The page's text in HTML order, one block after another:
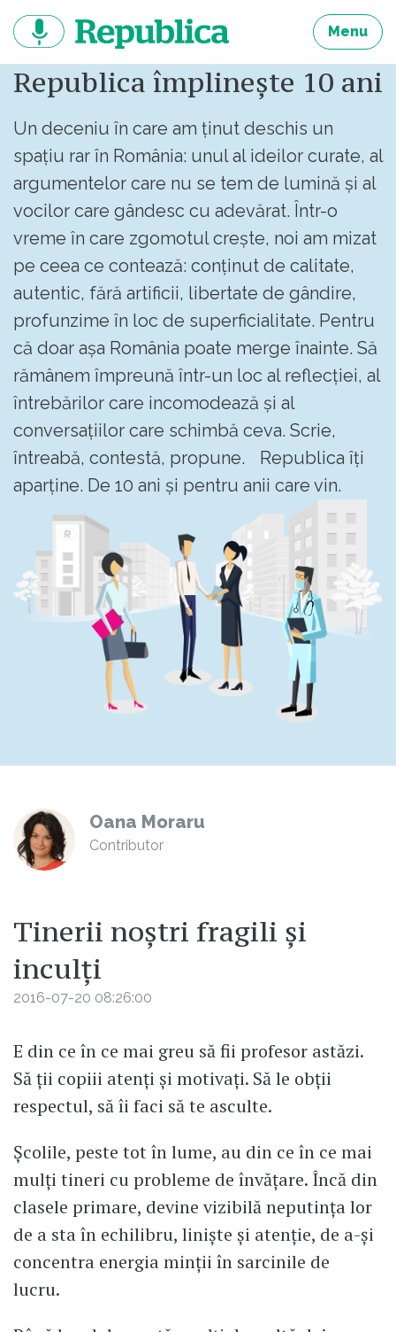
continut
Menu
Republica împlinește 10 ani
Un deceniu în care am ținut deschis un
spațiu rar în România: unul al ideilor curate, al
argumentelor care nu se tem de lumină și al
vocilor care gândesc cu adevărat. Într-o
vreme în care zgomotul crește, noi am mizat
pe ceea ce contează: conținut de calitate,
autentic, fără artificii, libertate de gândire,
profunzime în loc de superficialitate. Pentru
că doar așa România poate merge înainte. Să
rămânem împreună într-un loc al reflecției, al
întrebărilor care incomodează și al
conversațiilor care schimbă ceva. Scrie,
întreabă, contestă, propune. Republica îți
aparține. De 10 ani și pentru anii care vin.
Oana Moraru
Contributor
Tinerii noștri fragili și
inculți
2016-07-20 08:26:00
E din ce în ce mai greu să fii profesor astăzi.
Să ții copiii atenți și motivați. Să le obții
respectul, să îi faci să te asculte.
Școlile, peste tot în lume, au din ce în ce mai
mulți tineri cu probleme de învățare. Încă din
clasele primare, devine vizibilă neputința lor
de a sta în echilibru, liniște și atenție, de a-și
concentra energia minții în sarcinile de
lucru.